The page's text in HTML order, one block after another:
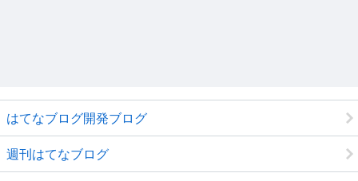
はてなブログ開発ブログ
週刊はてなブログ